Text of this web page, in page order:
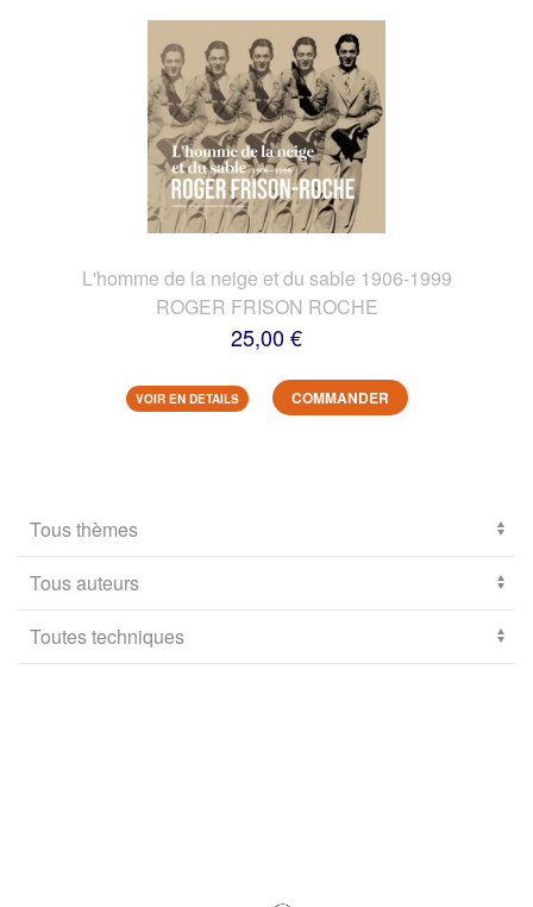
L'homme de la neige et du sable 1906-1999
ROGER FRISON ROCHE
25,00 €
VOIR EN DETAILS COMMANDER